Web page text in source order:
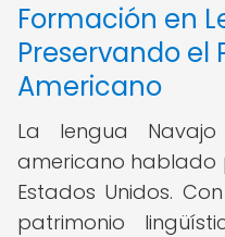
Formación en
Preservando el
Americano
La lengua
americano hablado
Estados Unidos.
patrimonio